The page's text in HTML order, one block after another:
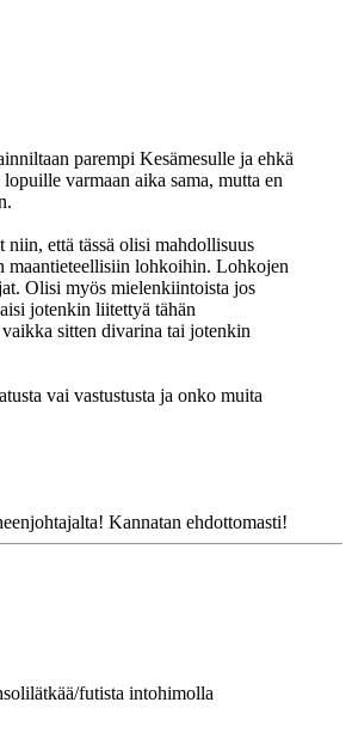
parempi Kesämesulle ja ehkä
varmaan aika sama, mutta en
niin, että tässä olisi mahdollisuus
maantieteellisiin lohkoihin. Lohkojen
Olisi myös mielenkiintoista jos
jotenkin liitettyä tähän
sitten divarina tai jotenkin
vai vastustusta ja onko muita
Kannatan ehdottomasti!
futista intohimolla